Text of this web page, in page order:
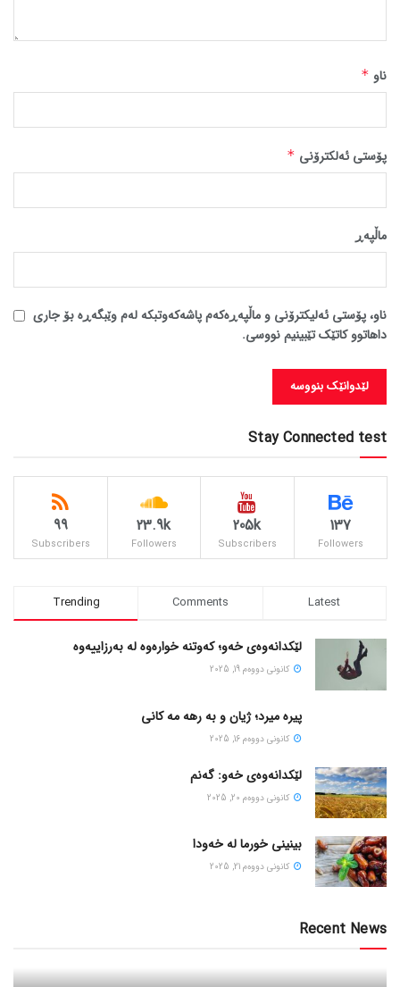
ناو *
پۆستی ئەلکترۆنی *
ماڵپه‌ڕ
ناو، پۆستی ئەلیکترۆنی و ماڵپەڕەکەم پاشەکەوتبکە لەم وێبگەڕە بۆ جاری
داهاتوو کاتێک تێبینیم نووسی.
Stay Connected test
137
Followers
205k
Subscribers
23.9k
Followers
99
Subscribers
Trending Comments Latest
لێکدانەوەی خەو؛ کەوتنە خوارەوە لە بەرزاییەوە
كانونی دووه‌م 19, 2025
پیره میرد؛ ژیان و به رهه مه کانی
كانونی دووه‌م 16, 2025
لێکدانەوەی خەو: گەنم
كانونی دووه‌م 20, 2025
بینینی خورما لە خەودا
كانونی دووه‌م 21, 2025
Recent News